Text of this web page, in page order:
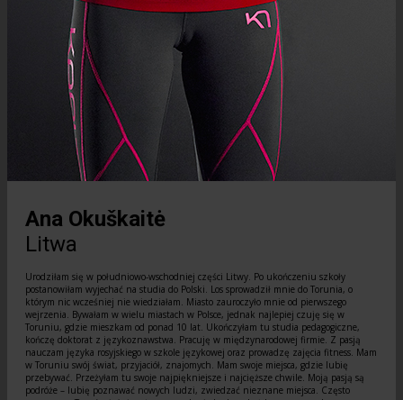
Ana Okuškaitė
Litwa
Urodziłam się w południowo-wschodniej części Litwy. Po ukończeniu szkoły
postanowiłam wyjechać na studia do Polski. Los sprowadził mnie do Torunia, o
którym nic wcześniej nie wiedziałam. Miasto zauroczyło mnie od pierwszego
wejrzenia. Bywałam w wielu miastach w Polsce, jednak najlepiej czuję się w
Toruniu, gdzie mieszkam od ponad 10 lat. Ukończyłam tu studia pedagogiczne,
kończę doktorat z językoznawstwa. Pracuję w międzynarodowej firmie. Z pasją
nauczam języka rosyjskiego w szkole językowej oraz prowadzę zajęcia fitness. Mam
w Toruniu swój świat, przyjaciół, znajomych. Mam swoje miejsca, gdzie lubię
przebywać. Przeżyłam tu swoje najpiękniejsze i najcięższe chwile. Moją pasją są
podróże – lubię poznawać nowych ludzi, zwiedzać nieznane miejsca. Często